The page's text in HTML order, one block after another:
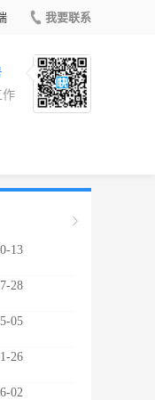
我要联系
作
13
28
05
26
02